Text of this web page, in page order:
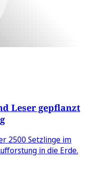
Leser gepflanzt
2500 Setzlinge im
in die Erde.